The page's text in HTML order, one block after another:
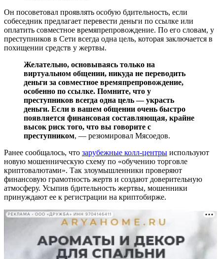
Он посоветовал проявлять особую бдительность, если
собеседник предлагает перевести деньги по ссылке или
оплатить совместное времяпрепровождение. По его словам, у
преступников в Сети всегда одна цель, которая заключается в
похищении средств у жертвы.
Желательно, основываясь только на
виртуальном общении, никуда не переводить
деньги за совместное времяпрепровождение,
особенно по ссылке. Помните, что у
преступников всегда одна цель — украсть
деньги. Если в вашем общении очень быстро
появляется финансовая составляющая, крайне
высок риск того, что вы говорите с
преступником, — резюмировал Мясоедов.
Ранее сообщалось, что зарубежные колл-центры используют
новую мошенническую схему по «обучению торговле
криптовалютами». Так злоумышленники проверяют
финансовую грамотность жертв и создают доверительную
атмосферу. Усыпив бдительность жертвы, мошенники
принуждают ее к регистрации на криптобирже.
РЕКЛАМА • ООО «ДРУЖБА» ИНН 9704146411